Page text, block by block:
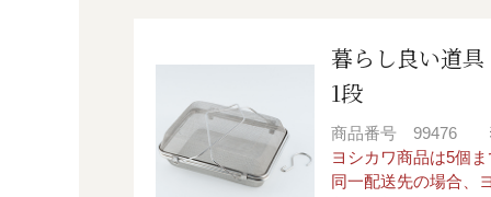
暮らし良い道
1段
商品番号 99476
ヨシカワ商品は5個
同一配送先の場合、